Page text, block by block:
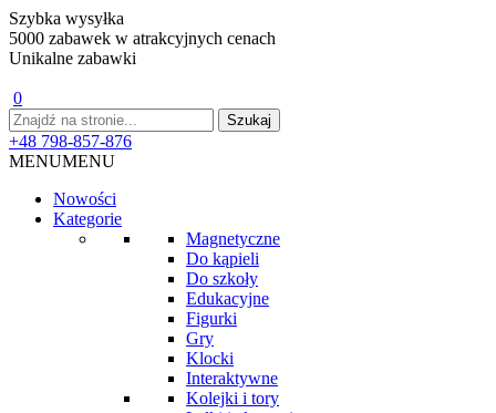
Szybka wysyłka
5000 zabawek w atrakcyjnych cenach
Unikalne zabawki
0
+48 798-857-876
MENUMENU
Nowości
Kategorie
Magnetyczne
Do kąpieli
Do szkoły
Edukacyjne
Figurki
Gry
Klocki
Interaktywne
Kolejki i tory